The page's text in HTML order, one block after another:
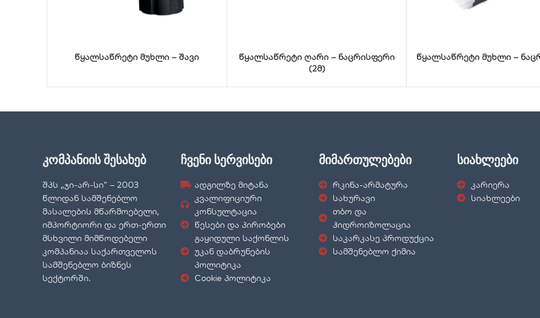
წყალსაწრეტი მუხლი – შავი
წყალსაწრეტი ღარი – ნაცრისფერი
(2მ)
წყალსაწრეტი მუხლი –
კომპანიის შესახებ
შპს „ჯი-არ-სი“ – 2003
წლიდან სამშენებლო
მასალების მწარმოებელი,
იმპორტიორი და ერთ-ერთი
მსხვილი მიმწოდებელი
კომპანიაა საქართველოს
სამშენებლო ბიზნეს
სექტორში.
ჩვენი სერვისები
ადგილზე მიტანა
კვალიფიციური
კონსულტაცია
წესები და პირობები
გაყიდული საქონლის
უკან დაბრუნების
პოლიტიკა
Cookie პოლიტიკა
მიმართულებები
რკინა-არმატურა
სახურავი
თბო და
ჰიდროიზოლაცია
საკარკასე პროდუქცია
სამშენებლო ქიმია
სიახლეები
კარიერა
სიახლეები